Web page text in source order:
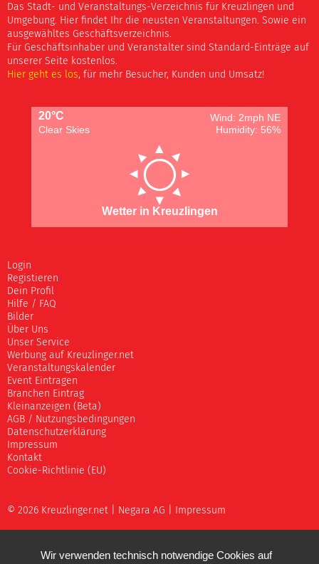
Das Stadt- und Veranstaltungs-Verzeichnis für Kreuzlingen und
Umgebung. Hier findet Ihr die neusten Veranstaltungen. Sowie ein
ausgewähltes Geschäftsverzeichnis.
Für Geschäftsinhaber und Veranstalter sind Standard-Einträge auf
unserer Seite kostenlos.
Hier geht es los, für mehr Besucher, Kunden und Umsatz!
20°C
Wind: 2mph NE
Clear Skies
Humidity: 56%
Wetter in Kreuzlingen
Login
Registieren
Dein Profil
Hilfe / FAQ
Bilder
Über Uns
Unser Service
Werbung auf Kreuzlinger.net
Veranstaltungskalender
Event Eintragen
Branchen Eintrag
Kleinanzeigen (Beta)
AGB / Nutzungsbedingungen
Datenschutzerklärung
Impressum
Kontakt
Cookie-Richtlinie (EU)
© 2026 Kreuzlinger.net | Negara AG Impressum
Wir verwenden technisch notwendige Cookies auf